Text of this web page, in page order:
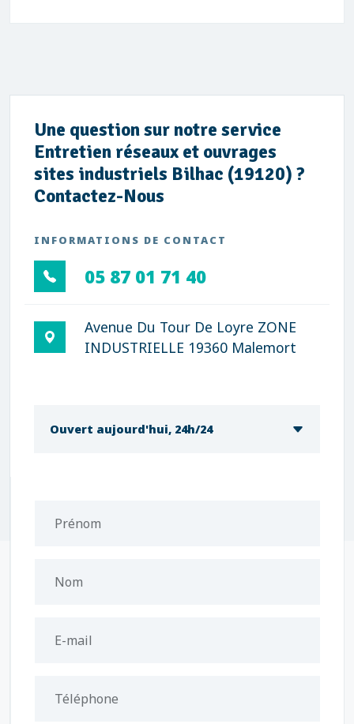
Une question sur notre service
Entretien réseaux et ouvrages
sites industriels Bilhac (19120) ?
Contactez-Nous
INFORMATIONS DE CONTACT
05 87 01 71 40
Avenue Du Tour De Loyre ZONE
INDUSTRIELLE 19360 Malemort
Ouvert aujourd'hui, 24h/24
Prénom
Nom
E-mail
Téléphone